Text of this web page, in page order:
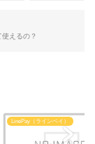
えるの？
LinePay（ラインペイ）